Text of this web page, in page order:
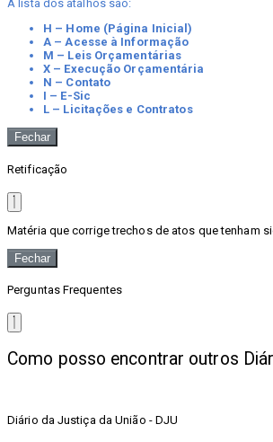
A lista dos atalhos são:
H – Home (Página Inicial)
A – Acesse à Informação
M – Leis Orçamentárias
X – Execução Orçamentária
N – Contato
I – E-Sic
L – Licitações e Contratos
Fechar
Retificação
Matéria que corrige trechos de atos que tenham
Fechar
Perguntas Frequentes
Como posso encontrar outros
Diário da Justiça da União - DJU